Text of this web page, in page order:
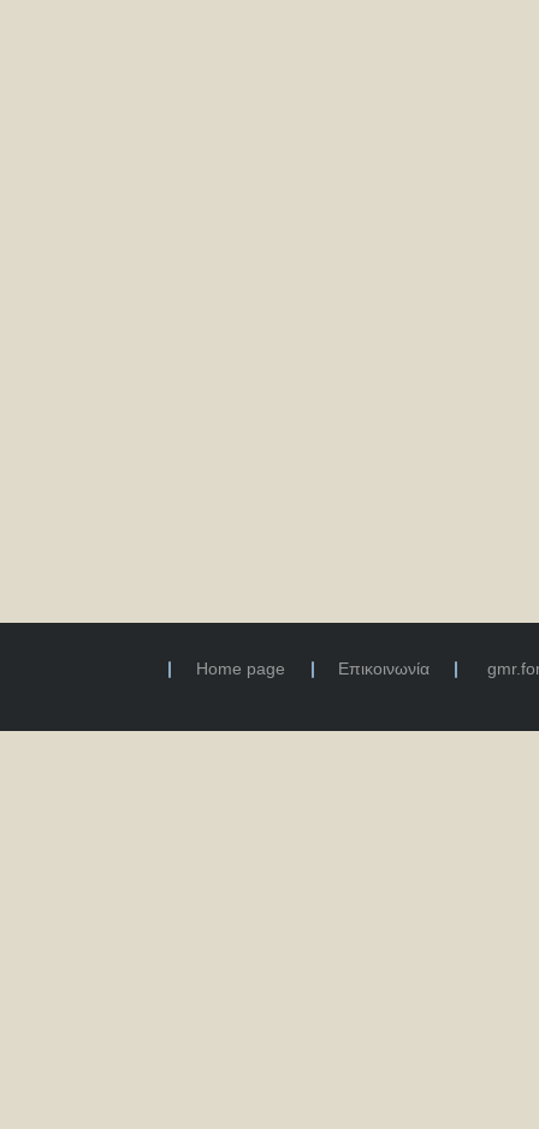
Home page Επικοινωνία